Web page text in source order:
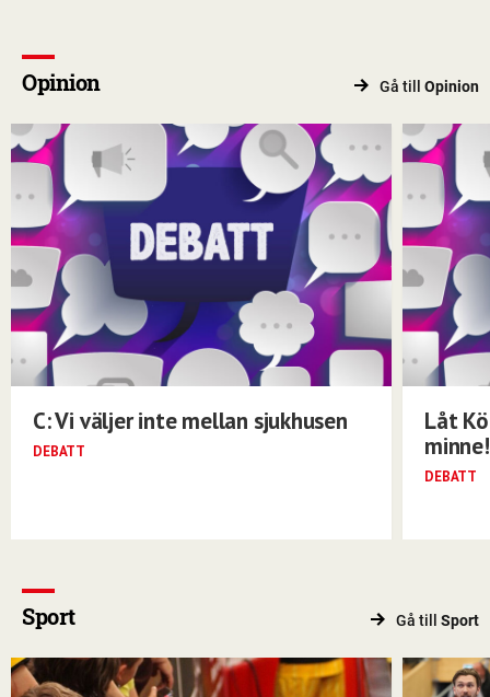
Opinion Gå till Opinion
C: Vi väljer inte mellan sjukhusen
DEBATT
Låt
minne!
DEBATT
Sport Gå till Sport